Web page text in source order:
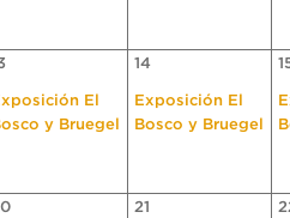
El
y Bruegel
14
Exposición El
Bosco y Bruegel
21